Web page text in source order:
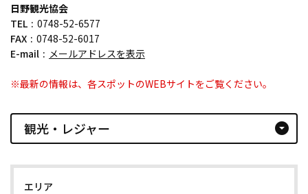
日野観光協会
TEL
0748-52-6577
FAX
0748-52-6017
E-mail
メールアドレスを表示
※最新の情報は、各スポットのWEBサイトをご覧ください。
観光・レジャー arrow_drop_down_circle
エリア